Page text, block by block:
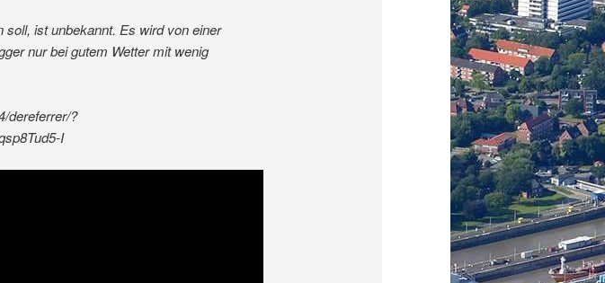
soll, ist unbekannt. Es wird von einer
nur bei gutem Wetter mit wenig
dereferrer/?
I